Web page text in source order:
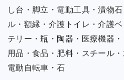
し台・脚立・電動工具・漬物
ル・額縁・介護トイレ・介護
テリー・瓶・陶器・医療機器
用品・食品・肥料・スチール
電動自転車・石